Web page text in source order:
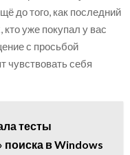
до того, как последний
кто уже покупал у вас
с просьбой
чувствовать себя
тесты
поиска в Windows